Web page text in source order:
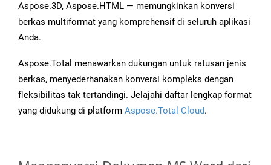
Aspose.3D, Aspose.HTML — memungkinkan konversi
berkas multiformat yang komprehensif di seluruh aplikasi
Anda.
Aspose.Total menawarkan dukungan untuk ratusan jenis
berkas, menyederhanakan konversi kompleks dengan
fleksibilitas tak tertandingi. Jelajahi daftar lengkap format
yang didukung di platform Aspose.Total Cloud.